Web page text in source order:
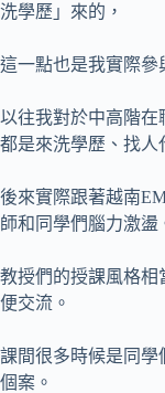
洗學歷」來的，
這一點也是我實際參
以往我對於中高階
都是來洗學歷、找人
後來實際跟著越南
師和同學們腦力激盪
教授們的授課風格相
便交流。
課間很多時候是同學
個案。